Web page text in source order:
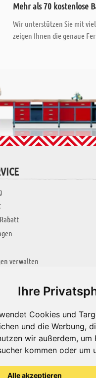
Ihre
Cookies und
und die Werbung,
wir außerdem,
kommen oder um
Alle akzeptieren
Mehr als 70 kostenlose
Wir unterstützen Sie mit
zeigen Ihnen die genaue
verwalten